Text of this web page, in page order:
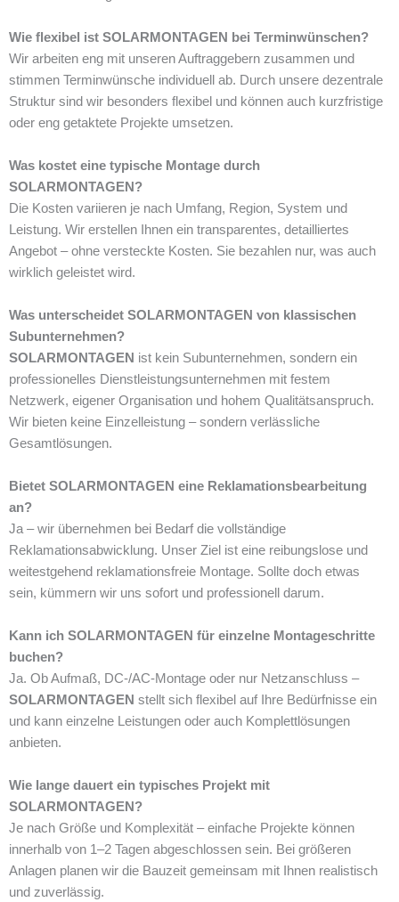
Wie flexibel ist SOLARMONTAGEN bei Terminwünschen?
Wir arbeiten eng mit unseren Auftraggebern zusammen und
stimmen Terminwünsche individuell ab. Durch unsere dezentrale
Struktur sind wir besonders flexibel und können auch kurzfristige
oder eng getaktete Projekte umsetzen.
Was kostet eine typische Montage durch
SOLARMONTAGEN?
Die Kosten variieren je nach Umfang, Region, System und
Leistung. Wir erstellen Ihnen ein transparentes, detailliertes
Angebot – ohne versteckte Kosten. Sie bezahlen nur, was auch
wirklich geleistet wird.
Was unterscheidet SOLARMONTAGEN von klassischen
Subunternehmen?
SOLARMONTAGEN ist kein Subunternehmen, sondern ein
professionelles Dienstleistungsunternehmen mit festem
Netzwerk, eigener Organisation und hohem Qualitätsanspruch.
Wir bieten keine Einzelleistung – sondern verlässliche
Gesamtlösungen.
Bietet SOLARMONTAGEN eine Reklamationsbearbeitung
an?
Ja – wir übernehmen bei Bedarf die vollständige
Reklamationsabwicklung. Unser Ziel ist eine reibungslose und
weitestgehend reklamationsfreie Montage. Sollte doch etwas
sein, kümmern wir uns sofort und professionell darum.
Kann ich SOLARMONTAGEN für einzelne Montageschritte
buchen?
Ja. Ob Aufmaß, DC-/AC-Montage oder nur Netzanschluss –
SOLARMONTAGEN stellt sich flexibel auf Ihre Bedürfnisse ein
und kann einzelne Leistungen oder auch Komplettlösungen
anbieten.
Wie lange dauert ein typisches Projekt mit
SOLARMONTAGEN?
Je nach Größe und Komplexität – einfache Projekte können
innerhalb von 1–2 Tagen abgeschlossen sein. Bei größeren
Anlagen planen wir die Bauzeit gemeinsam mit Ihnen realistisch
und zuverlässig.